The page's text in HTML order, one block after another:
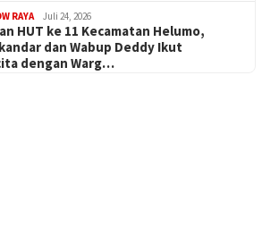
RAYA Juli 24, 2026
HUT ke 11 Kecamatan Helumo,
dan Wabup Deddy Ikut
dengan Warg…